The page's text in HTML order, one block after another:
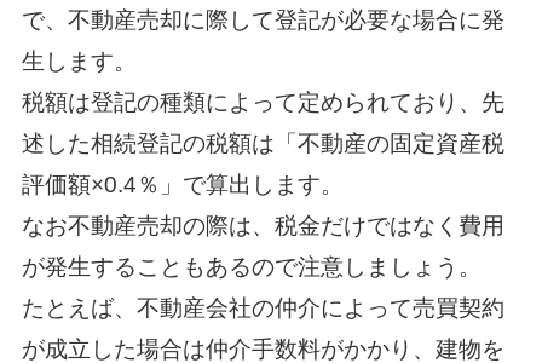
で、不動産売却に際して登記が必要な場合に発
生します。
税額は登記の種類によって定められており、先
述した相続登記の税額は「不動産の固定資産税
評価額×0.4％」で算出します。
なお不動産売却の際は、税金だけではなく費用
が発生することもあるので注意しましょう。
たとえば、不動産会社の仲介によって売買契約
が成立した場合は仲介手数料がかかり、建物を